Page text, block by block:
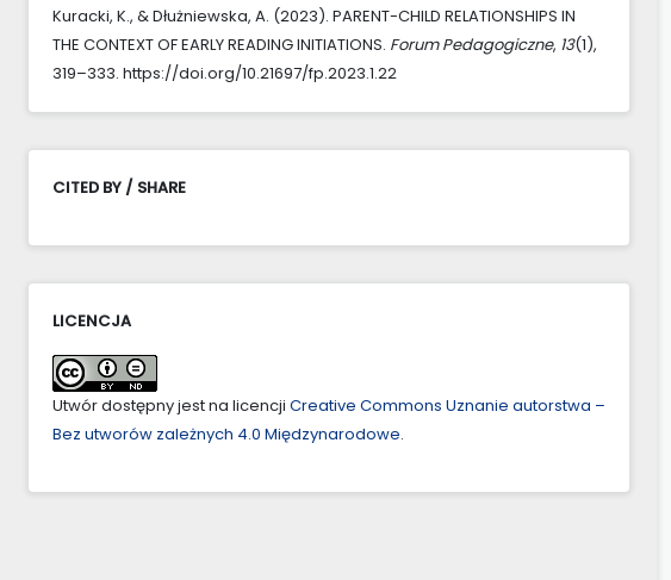
Kuracki, K., & Dłużniewska, A. (2023). PARENT-CHILD RELATIONSHIPS IN
THE CONTEXT OF EARLY READING INITIATIONS. Forum Pedagogiczne, 13(1),
319–333. https://doi.org/10.21697/fp.2023.1.22
CITED BY / SHARE
LICENCJA
Utwór dostępny jest na licencji Creative Commons Uznanie autorstwa –
Bez utworów zależnych 4.0 Międzynarodowe.